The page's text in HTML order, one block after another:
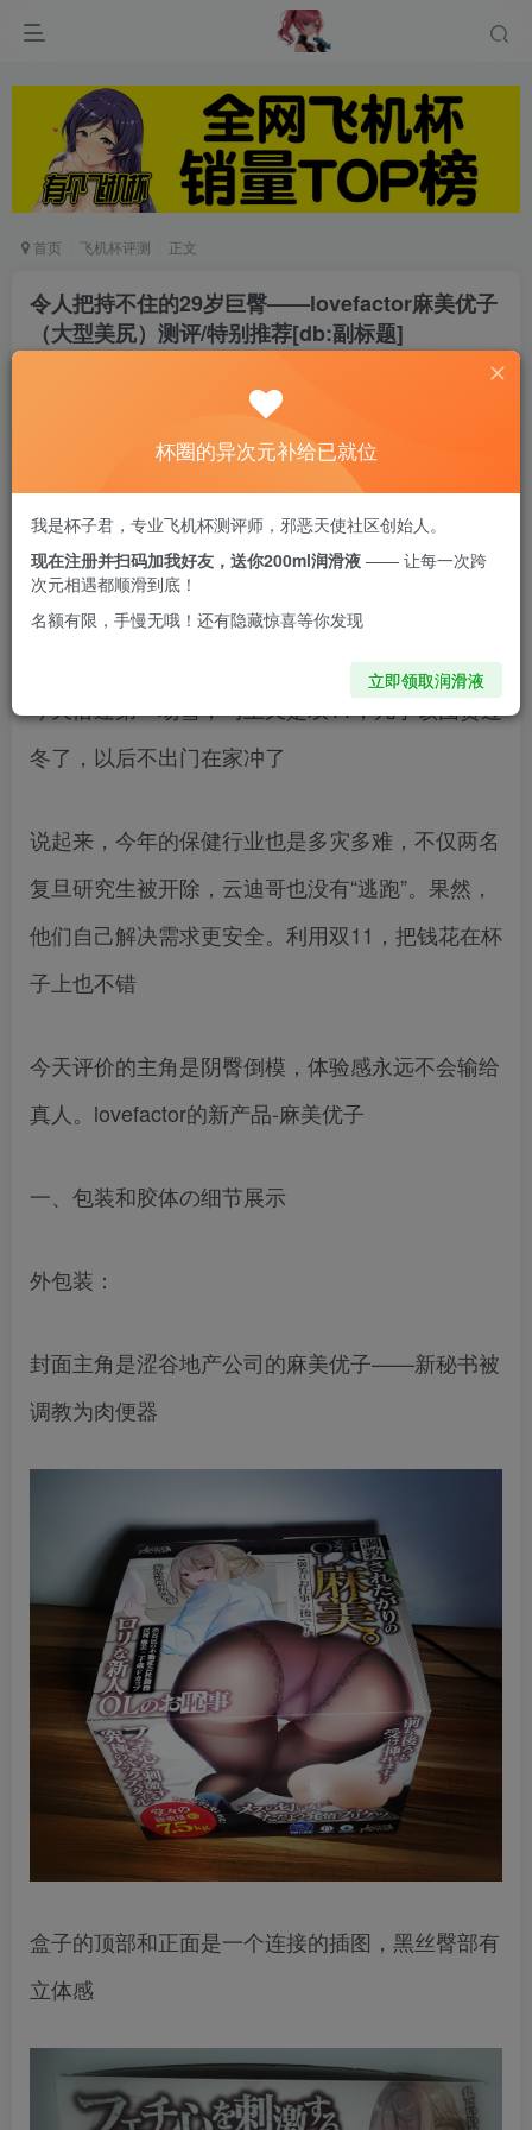
首页 飞机杯评测 正文
令人把持不住的29岁巨臀——lovefactor麻美优子
（大型美尻）测评/特别推荐[db:副标题]
大家好，我是阿鉴，出校看决赛被锁在外面。虽然
我已经粉了dk很久了，但是EDG这次的出色表现
超出了大家的预期，是当之无愧的冠军。我只希望
冠军的皮肤里有7酱。ヽ(✿ﾟ▽ﾟ)ノ
今天恰逢第一场雪，马上又是双11，几乎该囤货过
冬了，以后不出门在家冲了
说起来，今年的保健行业也是多灾多难，不仅两名
复旦研究生被开除，云迪哥也没有“逃跑”。果然，
他们自己解决需求更安全。利用双11，把钱花在杯
子上也不错
今天评价的主角是阴臀倒模，体验感永远不会输给
真人。lovefactor的新产品-麻美优子
一、包装和胶体の细节展示
外包装：
封面主角是涩谷地产公司的麻美优子——新秘书被
调教为肉便器
盒子的顶部和正面是一个连接的插图，黑丝臀部有
立体感
杯圈的异次元补给已就位
我是杯子君，专业飞机杯测评师，邪恶天使社区创始人。
现在注册并扫码加我好友，送你200ml润滑液 —— 让每一次跨
次元相遇都顺滑到底！
名额有限，手慢无哦！还有隐藏惊喜等你发现
立即领取润滑液